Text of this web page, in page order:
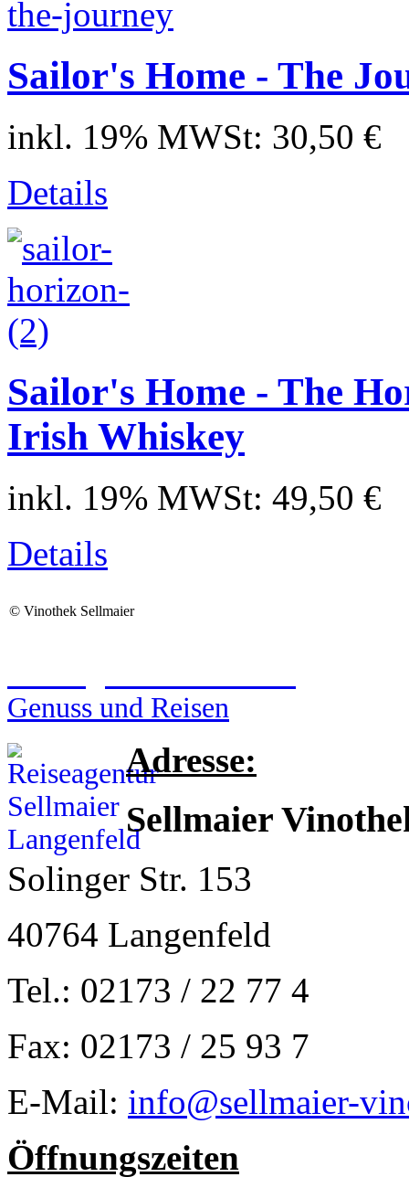
Sailor's Home - The
inkl. 19% MWSt: 30,50 €
Details
Sailor's Home - The
Irish Whiskey
inkl. 19% MWSt: 49,50 €
Details
© Vinothek Sellmaier
Genuss und Reisen
Adresse:
Sellmaier
Solinger Str. 153
40764 Langenfeld
Tel.: 02173 / 22 77 4
Fax: 02173 / 25 93 7
E-Mail: info@sellmaier-
Öffnungszeiten